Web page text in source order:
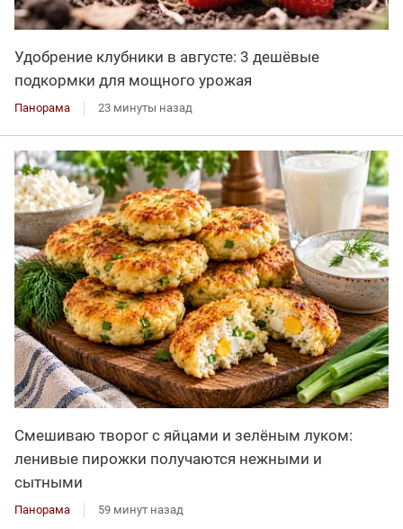
Удобрение клубники в августе: 3 дешёвые
подкормки для мощного урожая
Панорама 23 минуты назад
Смешиваю творог с яйцами и зелёным луком:
ленивые пирожки получаются нежными и
сытными
Панорама 59 минут назад